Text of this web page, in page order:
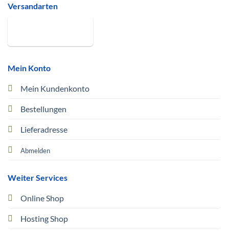
Mein Konto
Mein Kundenkonto
Bestellungen
Lieferadresse
Abmelden
Weiter Services
Online Shop
Hosting Shop
Versandarten